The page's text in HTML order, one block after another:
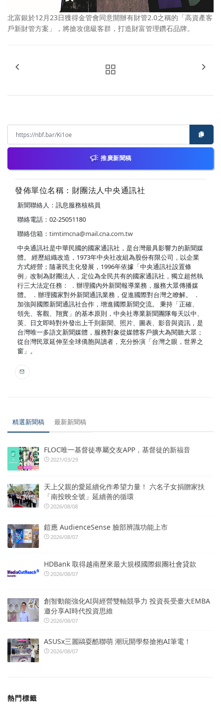
北富銀於12月23日獲得金管會同意開辦有財管2.0之稱的「高資產客
戶新財管方案」，將搶攻億級客群，打造財富管理鑽石品牌。
推廣新聞稿
發佈單位名稱：財團法人中央通訊社
新聞聯絡人：訊息服務核稿員
聯絡電話：02-25051180
聯絡信箱： timtimcna@mail.cna.com.tw
中央通訊社是中華民國的國家通訊社，是台灣最具影響力的新聞媒
體。 經歷組織改造，1973年中央社改組為股份有限公司，以企業
方式經營；隨著民主化發展，1996年依據「中央通訊社設置條
例」改制為財團法人，定位為全民共有的國家通訊社，獨立超然執
行三大法定任務： ．辦理國內外新聞報導業務，服務大眾傳播媒
體。 ．辦理國家對外新聞通訊業務，促進國際對台灣之瞭解。 ．
加強與國際新聞通訊社合作，增進國際新聞交流。 秉持「正確、
領先、客觀、翔實」的基本原則，中央社專業新聞團隊每天以中、
英、日文即時對外發出上千則新聞、照片、圖表、影音與資訊，是
台灣唯一多語文新聞媒體，服務對象從媒體客戶擴大為閱聽大眾；
從台灣民眾延伸至全球僑胞與讀者，充分扮演「台灣之眼，世界之
窗」。
精選新聞稿 最新新聞稿
FLOC唯一基督徒專屬交友APP，基督徒的新福音
2021/03/29
天上父親的愛延續化作希望力量！ 六名子女捐贈家扶
「南投映全號」延續善的循環
2026/08/08
鎧應 AudienceSense 臉部辨識功能上市
2026/08/07
HDBank 取得越南歷來最大規模國際銀團社會貸款
2026/08/07
創智動能強化AI與經營雙軸競爭力 投資長受臺大EMBA
邀分享AI時代投資思維
2026/08/07
ASUSx三麗鷗耍酷聯萌 潮玩開學祭搶抱AI筆電！
2026/08/07
熱門標籤